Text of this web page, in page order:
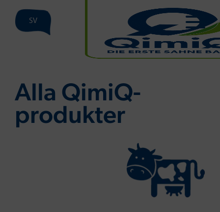
SV
Alla QimiQ-
produkter